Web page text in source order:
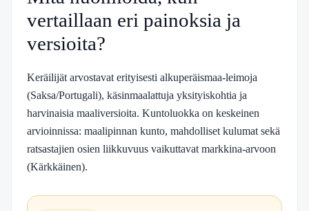
vertaillaan eri painoksia ja
versioita?
Keräilijät arvostavat erityisesti alkuperäismaa-leimoja
(Saksa/Portugali), käsinmaalattuja yksityiskohtia ja
harvinaisia maaliversioita. Kuntoluokka on keskeinen
arvioinnissa: maalipinnan kunto, mahdolliset kulumat sekä
ratsastajien osien liikkuvuus vaikuttavat markkina-arvoon
(Kärkkäinen).